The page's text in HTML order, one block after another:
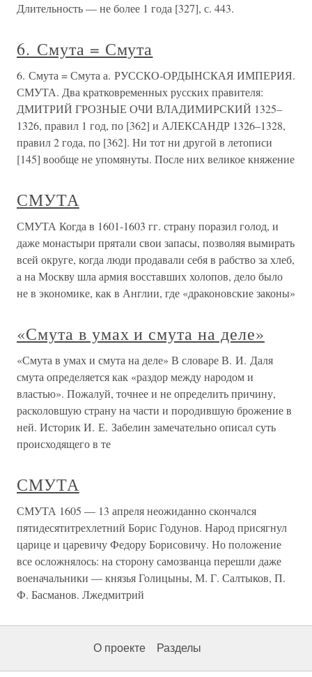
Длительность — не более 1 года [327], с. 443.
6. Смута = Смута
6. Смута = Смута а. РУССКО-ОРДЫНСКАЯ ИМПЕРИЯ.
СМУТА. Два кратковременных русских правителя:
ДМИТРИЙ ГРОЗНЫЕ ОЧИ ВЛАДИМИРСКИЙ 1325–
1326, правил 1 год, по [362] и АЛЕКСАНДР 1326–1328,
правил 2 года, по [362]. Ни тот ни другой в летописи
[145] вообще не упомянуты. После них великое княжение
СМУТА
СМУТА Когда в 1601-1603 гг. страну поразил голод, и
даже монастыри прятали свои запасы, позволяя вымирать
всей округе, когда люди продавали себя в рабство за хлеб,
а на Москву шла армия восставших холопов, дело было
не в экономике, как в Англии, где «драконовские законы»
«Смута в умах и смута на деле»
«Смута в умах и смута на деле» В словаре В. И. Даля
смута определяется как «раздор между народом и
властью». Пожалуй, точнее и не определить причину,
расколовшую страну на части и породившую брожение в
ней. Историк И. Е. Забелин замечательно описал суть
происходящего в те
СМУТА
СМУТА 1605 — 13 апреля неожиданно скончался
пятидесятитрехлетний Борис Годунов. Народ присягнул
царице и царевичу Федору Борисовичу. Но положение
все осложнялось: на сторону самозванца перешли даже
военачальники — князья Голицыны, М. Г. Салтыков, П.
Ф. Басманов. Лжедмитрий
О проекте Разделы